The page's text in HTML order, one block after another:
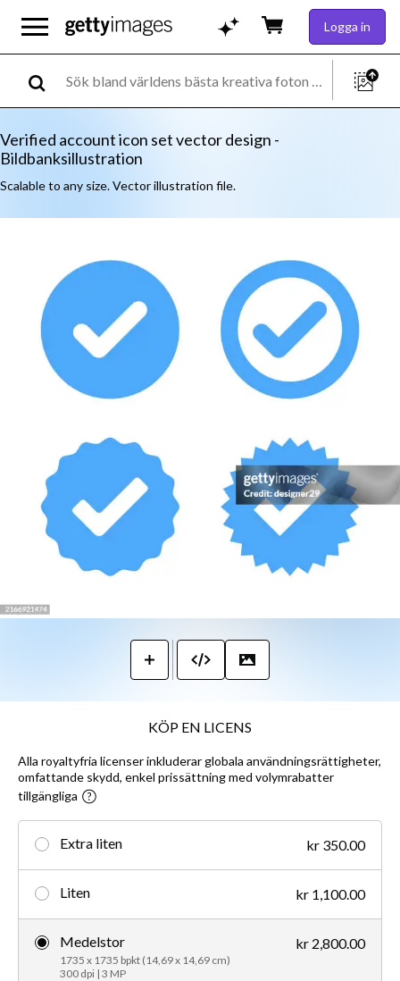
Logga in
Verified account icon set vector design -
Bildbanksillustration
Scalable to any size. Vector illustration file.
KÖP EN LICENS
Alla royaltyfria licenser inkluderar globala användningsrättigheter,
omfattande skydd, enkel prissättning med volymrabatter
tillgängliga
Extra liten kr 350.00
Liten kr 1,100.00
Medelstor
1735 x 1735 bpkt (14,69 x 14,69 cm)
300 dpi | 3 MP
kr 2,800.00